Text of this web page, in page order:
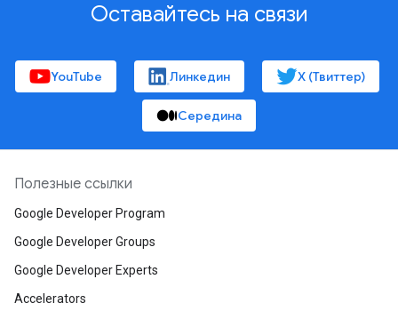
Оставайтесь на связи
YouTube Линкедин X (Твиттер)
Середина
Полезные ссылки
Google Developer Program
Google Developer Groups
Google Developer Experts
Accelerators